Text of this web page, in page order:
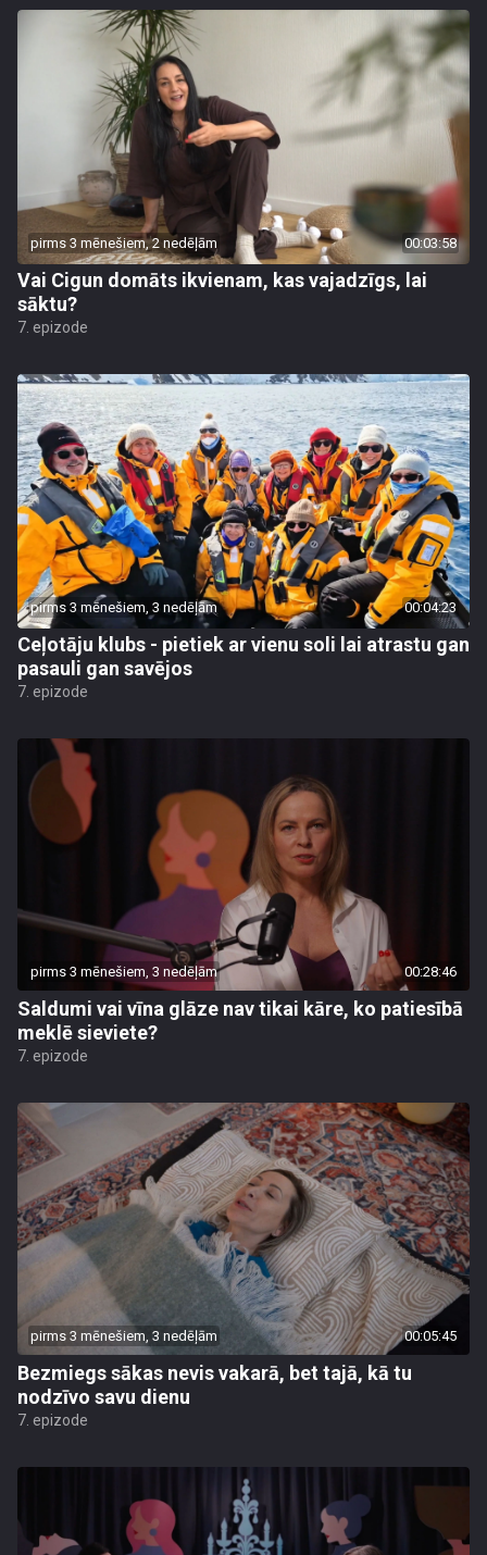
pirms 3 mēnešiem, 2 nedēļām 00:03:58
Vai Cigun domāts ikvienam, kas vajadzīgs, lai
sāktu?
7. epizode
pirms 3 mēnešiem, 3 nedēļām 00:04:23
Ceļotāju klubs - pietiek ar vienu soli lai atrastu gan
pasauli gan savējos
7. epizode
pirms 3 mēnešiem, 3 nedēļām 00:28:46
Saldumi vai vīna glāze nav tikai kāre, ko patiesībā
meklē sieviete?
7. epizode
pirms 3 mēnešiem, 3 nedēļām 00:05:45
Bezmiegs sākas nevis vakarā, bet tajā, kā tu
nodzīvo savu dienu
7. epizode